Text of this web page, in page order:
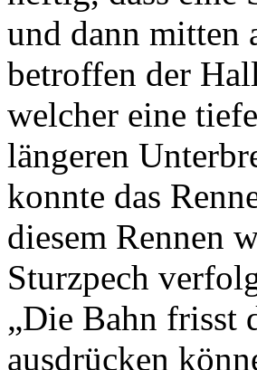
und dann mitten
betroffen der
welcher eine
längeren
konnte das
diesem Rennen
Sturzpech
„Die Bahn frisst
ausdrücken